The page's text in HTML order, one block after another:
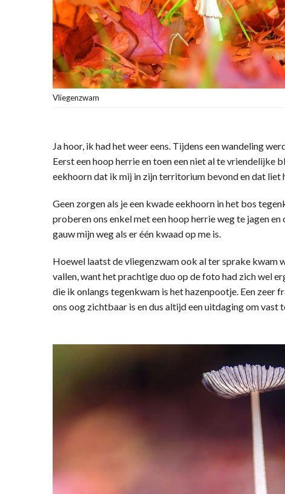
Vliegenzwam
Ja hoor, ik had het weer eens. Tijdens een wandeling
Eerst een hoop herrie en toen een niet al te vriendelijke
eekhoorn dat ik mij in zijn territorium bevond en dat liet
Geen zorgen als je een kwade eekhoorn in het bos
proberen ons enkel met een hoop herrie weg te jagen
gauw mijn weg als er één kwaad op me is.
Hoewel laatst de vliegenzwam ook al ter sprake kwam
vallen, want het prachtige duo op de foto had zich wel
die ik onlangs tegenkwam is het hazenpootje. Een zeer
ons oog zichtbaar is en dus altijd een uitdaging om vast